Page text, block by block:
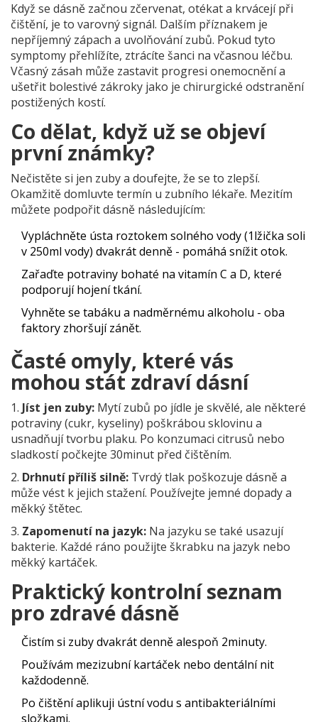
Když se dásně začnou zčervenat, otékat a krvácejí při
čištění, je to varovný signál. Dalším příznakem je
nepříjemný zápach a uvolňování zubů. Pokud tyto
symptomy přehlížíte, ztrácíte šanci na včasnou léčbu.
Včasný zásah může zastavit progresi onemocnění a
ušetřit bolestivé zákroky jako je chirurgické odstranění
postižených kostí.
Co dělat, když už se objeví
první známky?
Nečistěte si jen zuby a doufejte, že se to zlepší.
Okamžitě domluvte termín u zubního lékaře. Mezitím
můžete podpořit dásně následujícím:
Vypláchněte ústa roztokem solného vody (1lžička soli
v 250ml vody) dvakrát denně - pomáhá snížit otok.
Zařaďte potraviny bohaté na vitamín C a D, které
podporují hojení tkání.
Vyhněte se tabáku a nadměrnému alkoholu - oba
faktory zhoršují zánět.
Časté omyly, které vás
mohou stát zdraví dásní
1. Jíst jen zuby: Mytí zubů po jídle je skvělé, ale některé
potraviny (cukr, kyseliny) poškrábou sklovinu a
usnadňují tvorbu plaku. Po konzumaci citrusů nebo
sladkostí počkejte 30minut před čištěním.
2. Drhnutí příliš silně: Tvrdý tlak poškozuje dásně a
může vést k jejich stažení. Používejte jemné dopady a
měkký štětec.
3. Zapomenutí na jazyk: Na jazyku se také usazují
bakterie. Každé ráno použijte škrabku na jazyk nebo
měkký kartáček.
Praktický kontrolní seznam
pro zdravé dásně
Čistím si zuby dvakrát denně alespoň 2minuty.
Používám mezizubní kartáček nebo dentální nit
každodenně.
Po čištění aplikuji ústní vodu s antibakteriálními
složkami.